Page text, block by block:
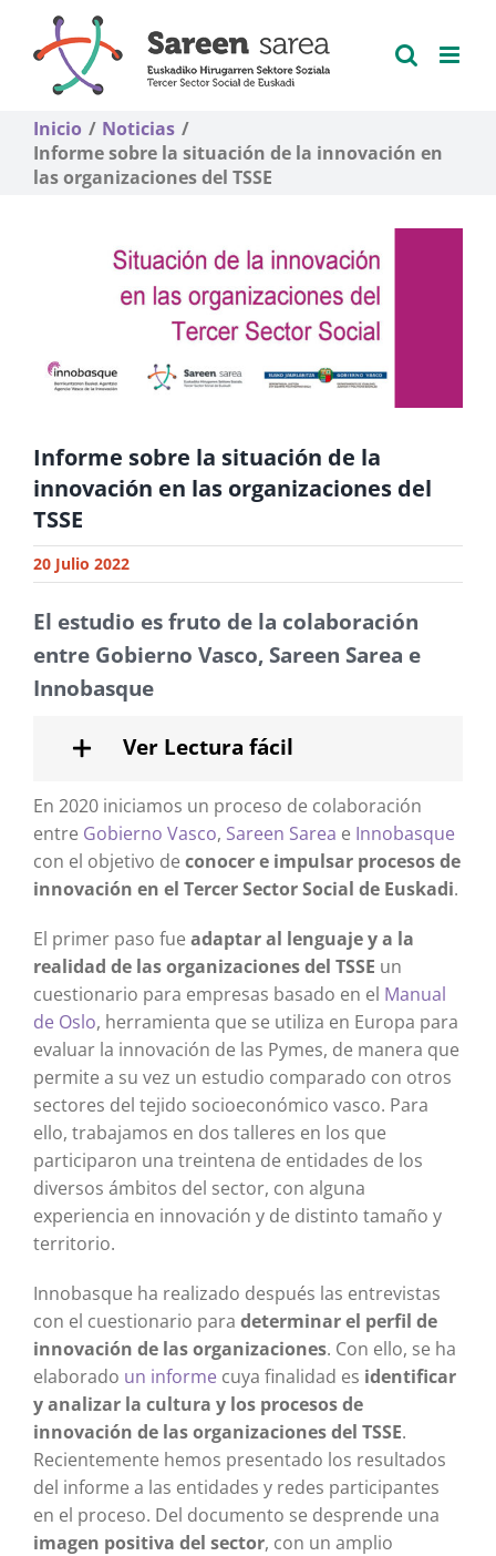
contenido
Inicio
Noticias
Informe sobre la situación de la innovación en
las organizaciones del TSSE
Informe sobre la situación de la
innovación en las organizaciones del
TSSE
20 Julio 2022
El estudio es fruto de la colaboración
entre Gobierno Vasco, Sareen Sarea e
Innobasque
Ver Lectura fácil
En 2020 iniciamos un proceso de colaboración
entre Gobierno Vasco, Sareen Sarea e Innobasque
con el objetivo de conocer e impulsar procesos de
innovación en el Tercer Sector Social de Euskadi.
El primer paso fue adaptar al lenguaje y a la
realidad de las organizaciones del TSSE un
cuestionario para empresas basado en el Manual
de Oslo, herramienta que se utiliza en Europa para
evaluar la innovación de las Pymes, de manera que
permite a su vez un estudio comparado con otros
sectores del tejido socioeconómico vasco. Para
ello, trabajamos en dos talleres en los que
participaron una treintena de entidades de los
diversos ámbitos del sector, con alguna
experiencia en innovación y de distinto tamaño y
territorio.
Innobasque ha realizado después las entrevistas
con el cuestionario para determinar el perfil de
innovación de las organizaciones. Con ello, se ha
elaborado un informecuya finalidad es identificar
y analizar la cultura y los procesos de
innovación de las organizaciones del TSSE.
Recientemente hemos presentado los resultados
del informe a las entidades y redes participantes
en el proceso. Del documento se desprende una
imagen positiva del sector, con un amplio